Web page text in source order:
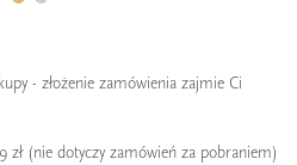
- złożenie zamówienia zajmie Ci
zł (nie dotyczy zamówień za pobraniem)